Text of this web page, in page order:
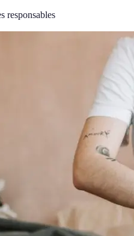
responsables